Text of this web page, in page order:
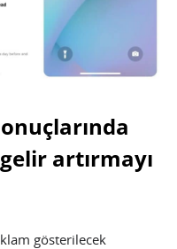
artırmayı
gösterilecek